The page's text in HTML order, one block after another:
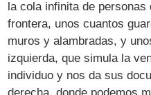
la cola infinita de
frontera, unos cuantos
muros y alambradas, y
izquierda, que simula la
individuo y nos da sus